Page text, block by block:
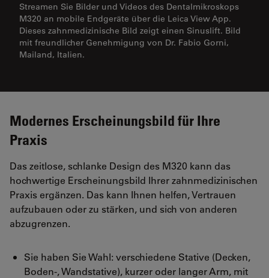
Streamen Sie Bilder und Videos des Dentalmikroskops
M320 an mobile Endgeräte über die Leica View App.
Dieses zahnmedizinische Bild zeigt einen Sinuslift. Bild
mit freundlicher Genehmigung von Dr. Fabio Gorni,
Mailand, Italien.
Modernes Erscheinungsbild für Ihre
Praxis
Das zeitlose, schlanke Design des M320 kann das
hochwertige Erscheinungsbild Ihrer zahnmedizinischen
Praxis ergänzen. Das kann Ihnen helfen, Vertrauen
aufzubauen oder zu stärken, und sich von anderen
abzugrenzen.
Sie haben Sie Wahl: verschiedene Stative (Decken,
Boden-, Wandstative), kurzer oder langer Arm, mit